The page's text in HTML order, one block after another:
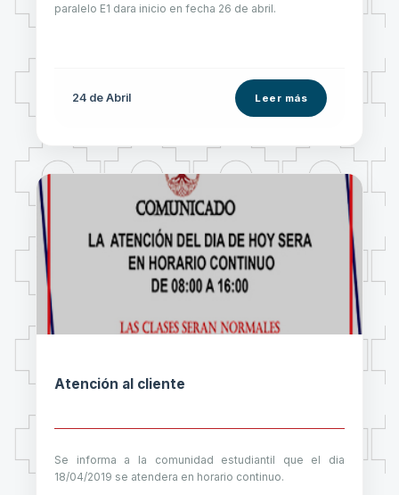
paralelo E1 dara inicio en fecha 26 de abril.
24 de Abril Leer más
Atención al cliente
Se informa a la comunidad estudiantil que el dia
18/04/2019 se atendera en horario continuo.